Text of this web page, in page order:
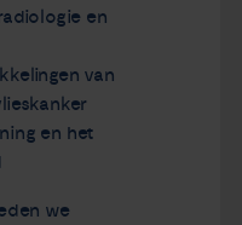
en
van
en het
we